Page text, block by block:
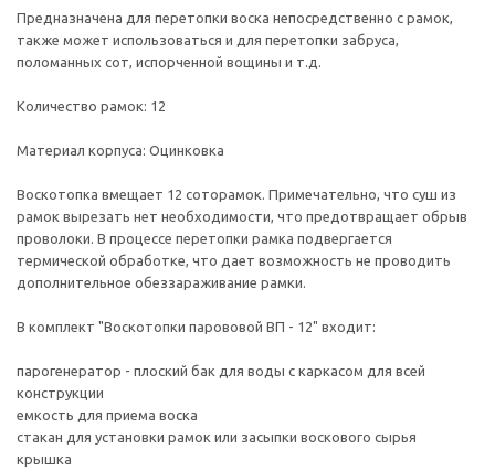
Предназначена для перетопки воска непосредственно с рамок,
также может использоваться и для перетопки забруса,
поломанных сот, испорченной вощины и т.д.
Количество рамок: 12
Материал корпуса: Оцинковка
Воскотопка вмещает 12 соторамок. Примечательно, что суш из
рамок вырезать нет необходимости, что предотвращает обрыв
проволоки. В процессе перетопки рамка подвергается
термической обработке, что дает возможность не проводить
дополнительное обеззараживание рамки.
В комплект "Воскотопки парововой ВП - 12" входит:
парогенератор - плоский бак для воды с каркасом для всей
конструкции
емкость для приема воска
стакан для установки рамок или засыпки воскового сырья
крышка